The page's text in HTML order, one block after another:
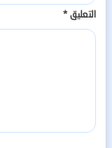
التعليق*